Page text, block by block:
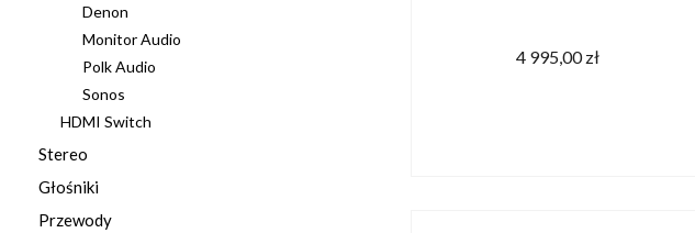
Denon
Monitor Audio
Polk Audio
Sonos
HDMI Switch
Stereo
Głośniki
Przewody
4 995,00 zł